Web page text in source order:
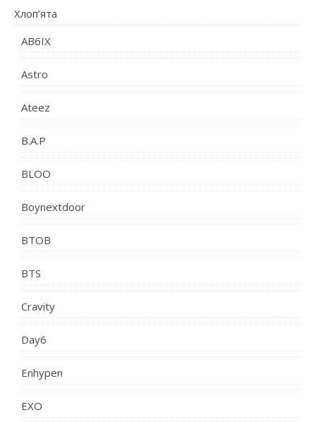
Хлоп’ята
AB6IX
Astro
Ateez
B.A.P
BLOO
Boynextdoor
BTOB
BTS
Cravity
Day6
Enhypen
EXO